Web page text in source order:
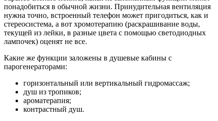
понадобиться в обычной жизни. Принудительная вентиляция
нужна точно, встроенный телефон может пригодиться, как и
стереосистема, а вот хромотерапию (раскрашивание воды,
текущей из лейки, в разные цвета с помощью светодиодных
лампочек) оценят не все.
Какие же функции заложены в душевые кабины с
парогенераторами:
горизонтальный или вертикальный гидромассаж;
душ из тропиков;
ароматерапия;
контрастный душ.